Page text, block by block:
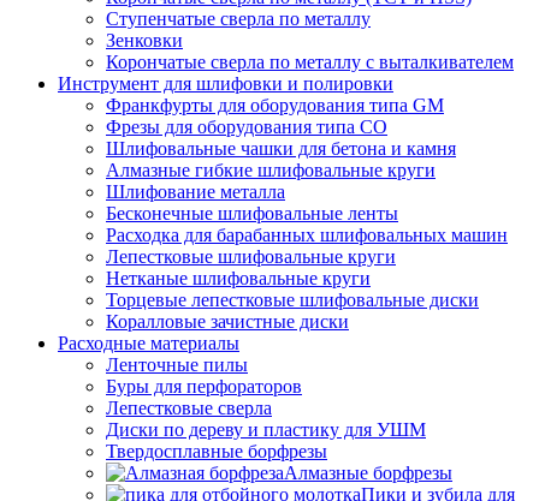
Ступенчатые сверла по металлу
Зенковки
Корончатые сверла по металлу c выталкивателем
Инструмент для шлифовки и полировки
Франкфурты для оборудования типа GM
Фрезы для оборудования типа СО
Шлифовальные чашки для бетона и камня
Алмазные гибкие шлифовальные круги
Шлифование металла
Бесконечные шлифовальные ленты
Расходка для барабанных шлифовальных машин
Лепестковые шлифовальные круги
Нетканые шлифовальные круги
Торцевые лепестковые шлифовальные диски
Коралловые зачистные диски
Расходные материалы
Ленточные пилы
Буры для перфораторов
Лепестковые сверла
Диски по дереву и пластику для УШМ
Твердосплавные борфрезы
Алмазные борфрезы
Пики и зубила для